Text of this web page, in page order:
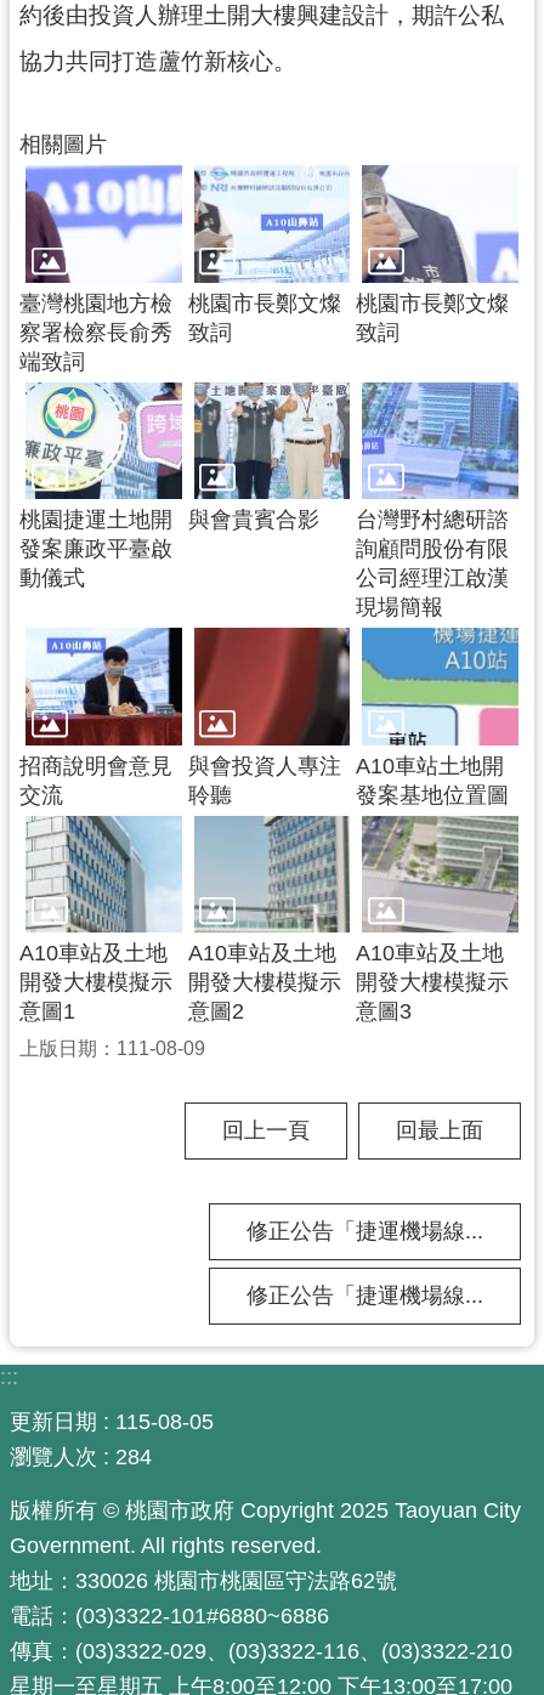
桃
園
口
網
站
隱
私
權
政
策
站
安
全
政
策
政
網
站
資
料
開
放
宣
告
市
府
官
方
L
？
約後由投資人辦理土開大樓興建設計，期許公私
協力共同打造蘆竹新核心。
相關圖片
臺灣桃園地方檢
察署檢察長俞秀
端致詞
桃園市長鄭文燦
致詞
桃園市長鄭文燦
致詞
桃園捷運土地開
發案廉政平臺啟
動儀式
與會貴賓合影
台灣野村總研諮
詢顧問股份有限
公司經理江啟漢
現場簡報
招商說明會意見
交流
與會投資人專注
聆聽
A10車站土地開
發案基地位置圖
A10車站及土地
開發大樓模擬示
意圖1
A10車站及土地
開發大樓模擬示
意圖2
A10車站及土地
開發大樓模擬示
意圖3
上版日期：111-08-09
回上一頁 回最上面
修正公告「捷運機場線...
修正公告「捷運機場線...
:::
更新日期
115-08-05
瀏覽人次
284
版權所有 © 桃園市政府 Copyright 2025 Taoyuan City
Government. All rights reserved.
地址：330026 桃園市桃園區守法路62號
電話：(03)3322-101#6880~6886
傳真：(03)3322-029、(03)3322-116、(03)3322-210
星期一至星期五 上午8:00至12:00 下午13:00至17:00